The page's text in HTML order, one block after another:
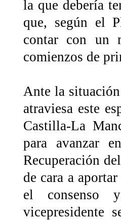
la que debería
que, según el
contar con un
comienzos de
Ante la
atraviesa este
Castilla-La
para avanzar
Recuperación
de cara a
el consenso
vicepresidente